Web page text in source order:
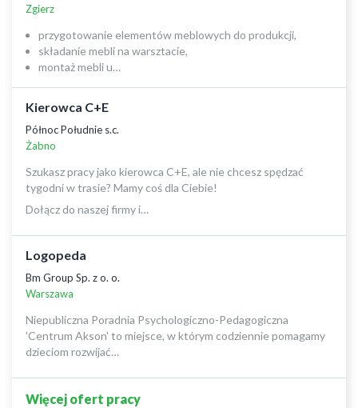
Zgierz
przygotowanie elementów meblowych do produkcji,
składanie mebli na warsztacie,
montaż mebli u…
Kierowca C+E
Północ Południe s.c.
Żabno
Szukasz pracy jako kierowca C+E, ale nie chcesz spędzać
tygodni w trasie? Mamy coś dla Ciebie!
Dołącz do naszej firmy i…
Logopeda
Bm Group Sp. z o. o.
Warszawa
Niepubliczna Poradnia Psychologiczno-Pedagogiczna
'Centrum Akson' to miejsce, w którym codziennie pomagamy
dzieciom rozwijać…
Więcej ofert pracy